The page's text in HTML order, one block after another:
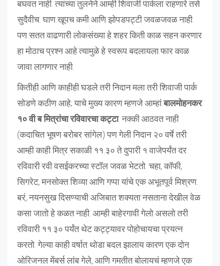
बघवत नाही. त्याच्या तुलनेने आम्ही शिवाजी पार्कला राहणारे तसे
सुदैवीच. घाण खूपच कमी आणि झोपडपट्टी जवळजवळ नाही.
पण सतत वाढणारी लोकसंख्या हे शहर किती काळ सहन करणार
हा मोठाच प्रश्न आहे त्यामुळे हे स्वरूप बदलायला फार काळ
जावा लागणार नाही.
कितीही आणि काहीही घडले तरी निदान मला तरी शिवाजी पार्क
सोडणे कठीण आहे; याचे मुख्य कारण म्हणजे आम्हांबालमोहनकर
१० वी ब मित्रांचा रविवारचा कट्टा. नक्की आठवत नाही
(कदाचित भूषण बरोबर सांगेल) पण गेली निदान २० वर्षे तरी
आम्ही काही मित्र सकाळी ११.३० ते दुपारी १ वाजेपर्यंत दर
रविवारी रवी वसईकरच्या स्टॉल जवळ भेटतो. चहा, कॉफी,
सिगरेट, मनसोक्त शिव्या आणि गप्पा यांचे एक अभूतपूर्व मिश्रण.
बरं, नयनसुख दिसण्याची अजिबात शक्यता नसताना देखील वेळ
कसा जातो हे कळत नाही. आम्ही बाहेरगावी गेलो असलो तरी
रविवारी ११.३० पर्यंत थेट कट्ट्यावर पोहोचायचा प्रयत्न
करतो. गेल्या काही वर्षात थोडा बदल झालाय कारण एक दोन
ओरिजनल मेंबर्स लांब गेले, आणि गमतीत बोलायचं म्हणजे एक